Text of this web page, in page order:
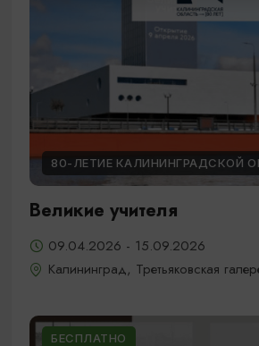
80-ЛЕТИЕ КАЛИНИНГРАДСКОЙ
Великие учителя
09.04.2026 - 15.09.2026
Калининград, Третьяковская
БЕСПЛАТНО